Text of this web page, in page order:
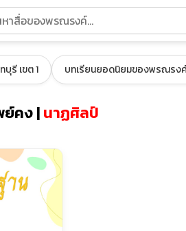
รี เขต 1 บทเรียนยอดนิยมของพรณรง
คง |นาฏศิลป์